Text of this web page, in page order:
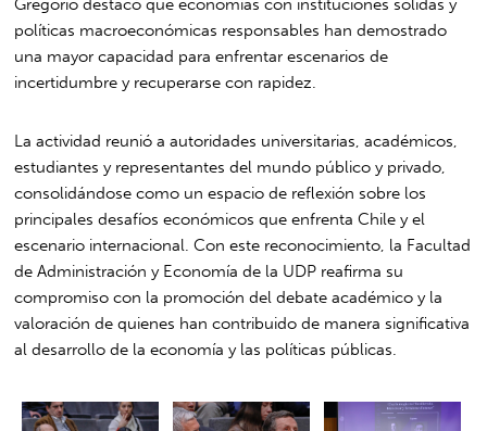
políticas macroeconómicas responsables han demostrado
una mayor capacidad para enfrentar escenarios de
incertidumbre y recuperarse con rapidez.
La actividad reunió a autoridades universitarias, académicos,
estudiantes y representantes del mundo público y privado,
consolidándose como un espacio de reflexión sobre los
principales desafíos económicos que enfrenta Chile y el
escenario internacional. Con este reconocimiento, la Facultad
de Administración y Economía de la UDP reafirma su
compromiso con la promoción del debate académico y la
valoración de quienes han contribuido de manera significativa
al desarrollo de la economía y las políticas públicas.